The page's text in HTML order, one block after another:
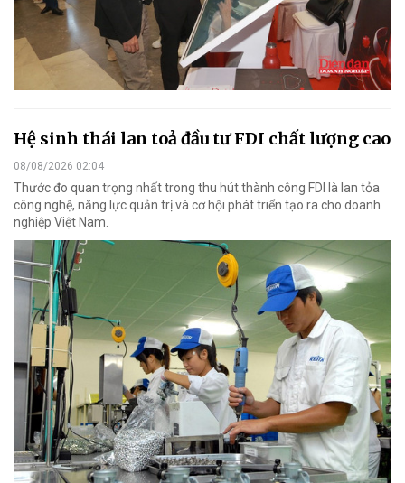
Hệ sinh thái lan toả đầu tư FDI chất lượng cao
08/08/2026 02:04
Thước đo quan trọng nhất trong thu hút thành công FDI là lan tỏa
công nghệ, năng lực quản trị và cơ hội phát triển tạo ra cho doanh
nghiệp Việt Nam.